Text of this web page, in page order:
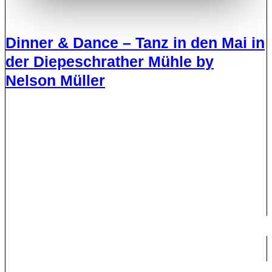
Dinner & Dance – Tanz in den Mai in
der Diepeschrather Mühle by
Nelson Müller